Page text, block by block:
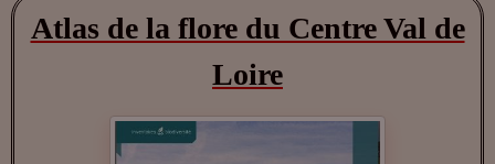
Atlas de la flore du Centre Val de
Loire